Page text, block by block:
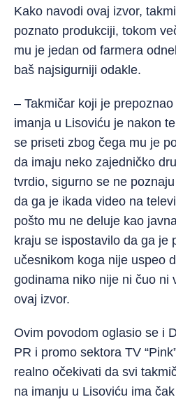
Kako navodi ovaj izvor,
poznato produkciji, tokom
mu je jedan od farmera
baš najsigurniji odakle.
– Takmičar koji je
imanja u Lisoviću je nakon
se priseti zbog čega mu je
da imaju neko zajedničko
tvrdio, sigurno se ne
da ga je ikada video na
pošto mu ne deluje kao
kraju se ispostavilo da ga je
učesnikom koga nije uspeo
godinama niko nije ni čuo ni
ovaj izvor.
Ovim povodom oglasio se i
PR i promo sektora TV
realno očekivati da svi
na imanju u Lisoviću ima